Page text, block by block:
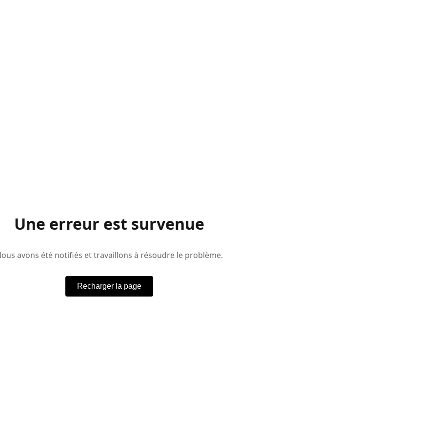
Une erreur est survenue
avons été notifiés et travaillons à résoudre le problème.
Recharger la page